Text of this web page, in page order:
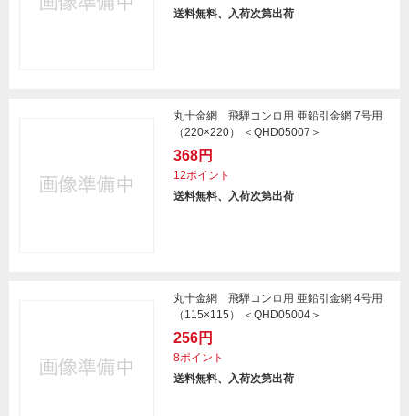
送料無料、入荷次第出荷
丸十金網 飛騨コンロ用 亜鉛引金網 7号用
（220×220） ＜QHD05007＞
368円
12ポイント
送料無料、入荷次第出荷
丸十金網 飛騨コンロ用 亜鉛引金網 4号用
（115×115） ＜QHD05004＞
256円
8ポイント
送料無料、入荷次第出荷